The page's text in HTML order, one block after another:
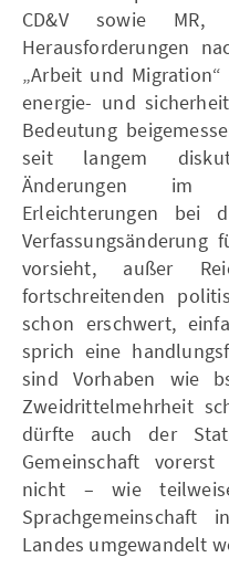
CD&V sowie
Herausforderungen
„Arbeit und
energie- und
Bedeutung
seit langem
Änderungen im
Erleichterungen bei
Verfassungsänderung
vorsieht, außer
fortschreitenden
schon erschwert,
sprich eine
sind Vorhaben wie
Zweidrittelmehrheit
dürfte auch der
Gemeinschaft
nicht – wie
Landes umgewandelt